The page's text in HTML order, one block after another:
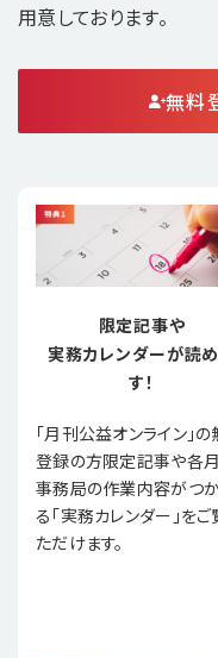
用意しております。
無料
限定記事や
実務カレンダーが読
す！
「月刊公益オンライン」
登録の方限定記事や各
事務局の作業内容がつ
る「実務カレンダー」を
ただけます。